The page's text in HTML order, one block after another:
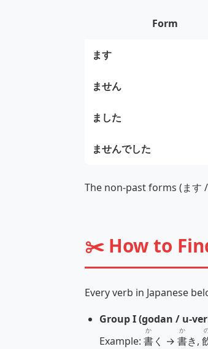
Form
ます
ません
ました
ませんでした
The non‑past forms (ま
✂️ How to
Every verb in Japanese
Group I (godan /
Example: 書
か
く → 書
か
き,